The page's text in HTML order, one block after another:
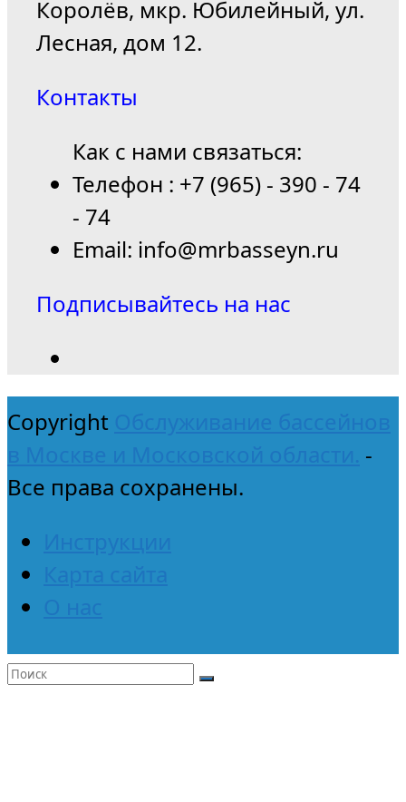
Королёв, мкр. Юбилейный, ул.
Лесная, дом 12.
Контакты
Как с нами связаться:
Телефон : +7 (965) - 390 - 74
- 74
Email: info@mrbasseyn.ru
Подписывайтесь на нас
Copyright Обслуживание бассейнов
в Москве и Московской области. -
Все права сохранены.
Инструкции
Карта сайта
О нас